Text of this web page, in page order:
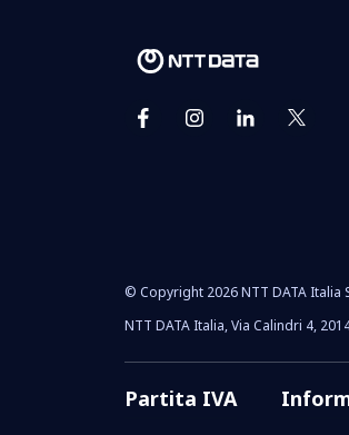
© Copyright 2026 NTT DATA Italia
NTT DATA Italia, Via Calindri 4,
Partita IVA